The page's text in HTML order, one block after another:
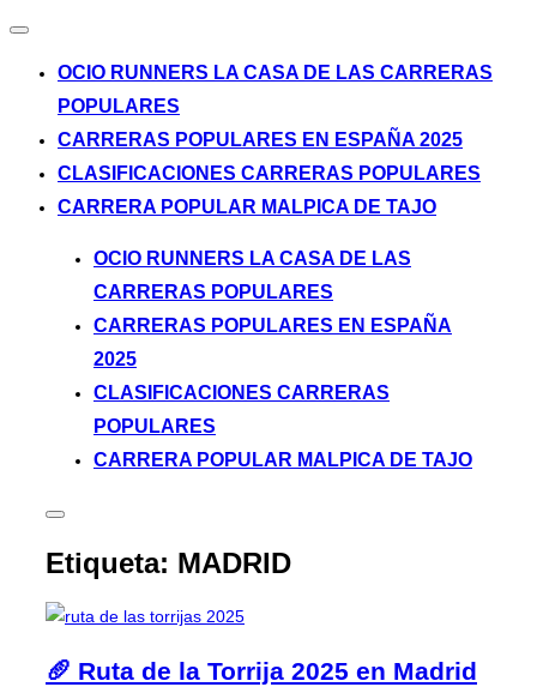
Alternar
navegación
OCIO RUNNERS LA CASA DE LAS CARRERAS
POPULARES
CARRERAS POPULARES EN ESPAÑA 2025
CLASIFICACIONES CARRERAS POPULARES
CARRERA POPULAR MALPICA DE TAJO
OCIO RUNNERS LA CASA DE LAS
CARRERAS POPULARES
CARRERAS POPULARES EN ESPAÑA
2025
CLASIFICACIONES CARRERAS
POPULARES
CARRERA POPULAR MALPICA DE TAJO
Alternar
barra
lateral
la
navegación
Etiqueta: MADRID
🥖 Ruta de la Torrija 2025 en Madrid